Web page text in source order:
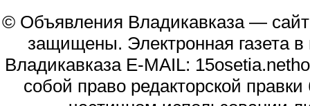
© Объявления Владикавказа —
защищены. Электронная газета
Владикавказа E-MAIL:
собой право редакторской